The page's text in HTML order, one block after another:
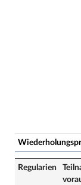
Regularien